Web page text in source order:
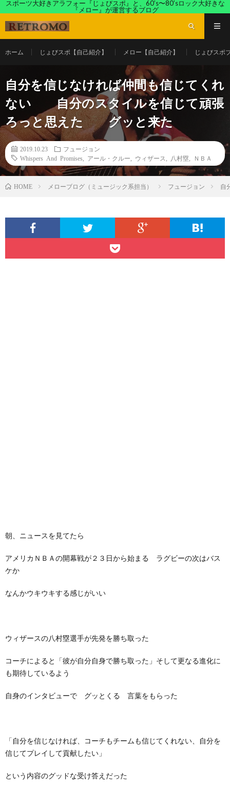
スポーツ大好きアラフォー『じょびスポ』と、60’s〜80’sロック大好きな
『メロー』が運営するブログ
ホーム じょびスポ【自己紹介】 メロー【自己紹介】 じょびスポ
自分を信じなければ仲間も信じてくれ
ない 自分のスタイルを信じて頑張
ろっと思えた グッと来た
2019.10.23
フュージョン
Whispers And Promises
アール・クルー ウィザース 八村塁 ＮＢＡ
HOME メローブログ（ミュージック系担当） フュージョン 自
朝、ニュースを見てたら
アメリカＮＢＡの開幕戦が２３日から始まる ラグビーの次はバス
ケか
なんかウキウキする感じがいい
ウィザースの八村塁選手が先発を勝ち取った
コーチによると「彼が自分自身で勝ち取った」そして更なる進化に
も期待しているよう
自身のインタビューで グッとくる 言葉をもらった
「自分を信じなければ、コーチもチームも信じてくれない、自分を
信じてプレイして貢献したい」
という内容のグッドな受け答えだった